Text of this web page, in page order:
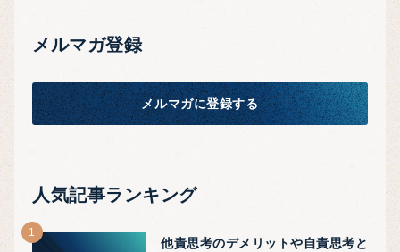
メルマガ登録
メルマガに登録する
人気記事ランキング
他責思考のデメリットや自責思考と